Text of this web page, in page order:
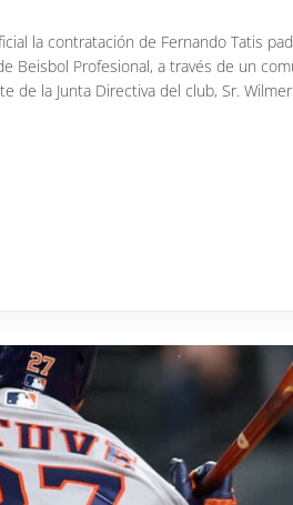
la contratación de Fernando Tatis
Beisbol Profesional, a través de un
de la Junta Directiva del club, Sr.